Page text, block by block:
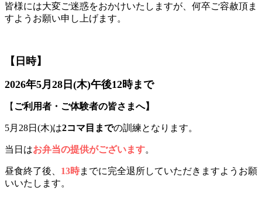
皆様には大変ご迷惑をおかけいたしますが、何卒ご容赦頂ま
すようお願い申し上げます。
【日時】
2026年5月28日(木)午後12時まで
【 ご利用者・ご体験者の皆さまへ】
5月28日(木)は2コマ目までの訓練となります。
当日はお弁当の提供がございます。
昼食終了後、 13時までに完全退所していただきますようお願
いいたします。